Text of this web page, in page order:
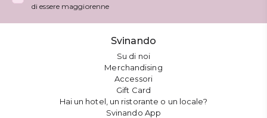
di essere maggiorenne
Svinando
Su di noi
Merchandising
Accessori
Gift Card
Hai un hotel, un ristorante o un locale?
Svinando App